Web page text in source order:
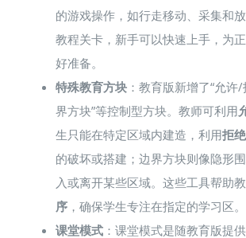
的游戏操作，如行走移动、采集和
教程关卡，新手可以快速上手，为
好准备。
特殊教育方块：教育版新增了“允许/
界方块”等控制型方块​。教师可利用
生只能在特定区域内建造，利用拒
的破坏或搭建​；边界方块则像隐形
入或离开某些区域。这些工具帮助
序，确保学生专注在指定的学习区。
课堂模式：课堂模式是随教育版提